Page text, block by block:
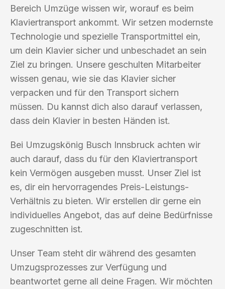
Bereich Umzüge wissen wir, worauf es beim
Klaviertransport ankommt. Wir setzen modernste
Technologie und spezielle Transportmittel ein,
um dein Klavier sicher und unbeschadet an sein
Ziel zu bringen. Unsere geschulten Mitarbeiter
wissen genau, wie sie das Klavier sicher
verpacken und für den Transport sichern
müssen. Du kannst dich also darauf verlassen,
dass dein Klavier in besten Händen ist.
Bei Umzugskönig Busch Innsbruck achten wir
auch darauf, dass du für den Klaviertransport
kein Vermögen ausgeben musst. Unser Ziel ist
es, dir ein hervorragendes Preis-Leistungs-
Verhältnis zu bieten. Wir erstellen dir gerne ein
individuelles Angebot, das auf deine Bedürfnisse
zugeschnitten ist.
Unser Team steht dir während des gesamten
Umzugsprozesses zur Verfügung und
beantwortet gerne all deine Fragen. Wir möchten